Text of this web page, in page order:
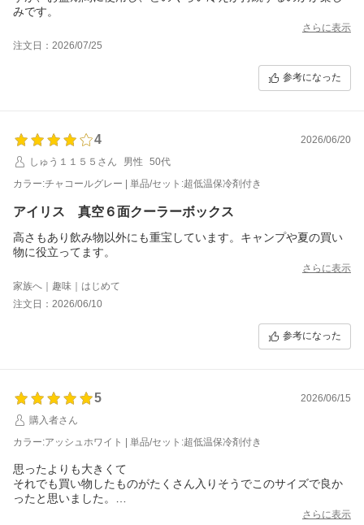
みです。
さらに表示
注文日：2026/07/25
参考になった
4
2026/06/20
しゅう１１５５さん
男性
50代
カラー:チャコールグレー | 単品/セット:超低温保冷剤付き
アイリス 真空６面クーラーボックス
高さもあり飲み物以外にも重宝しています。キャンプや夏の買い
さらに表示
家族へ｜趣味｜はじめて
注文日：2026/06/10
参考になった
5
2026/06/15
購入者さん
カラー:アッシュホワイト | 単品/セット:超低温保冷剤付き
思ったよりも大きくて
それでも買い物したものがたくさん入りそうでこのサイズで良か
ったと思いました。
さらに表示